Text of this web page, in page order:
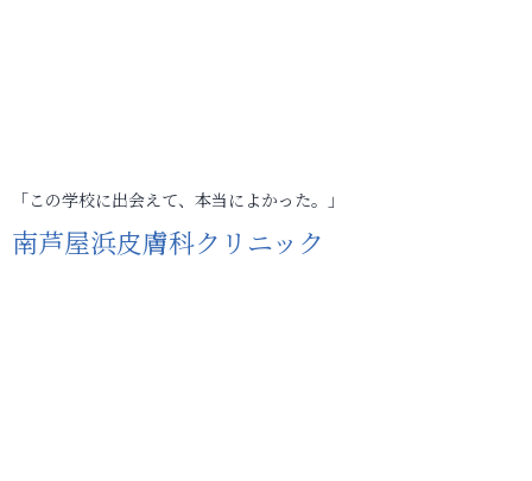
「この学校に出会えて、本当によかった。」
南芦屋浜皮膚科クリニック